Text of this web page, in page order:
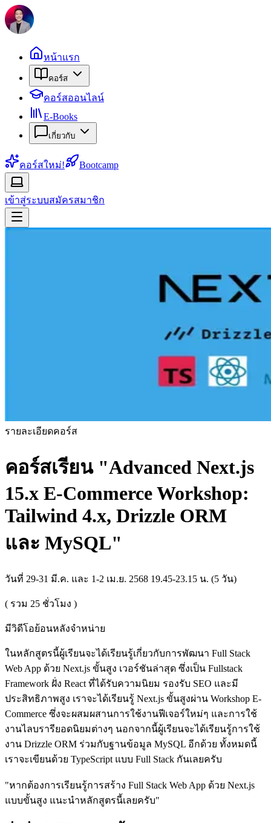
หน้าแรก
คอร์ส
คอร์สออนไลน์
E-Books
เกี่ยวกับ
คอร์สใหม่! Bootcamp
เข้าสู่ระบบสมัครสมาชิก
รายละเอียดคอร์ส
คอร์สเรียน "Advanced Next.js
15.x E-Commerce Workshop:
Tailwind 4.x, Drizzle ORM
และ MySQL"
วันที่ 29-31 มี.ค. และ 1-2 เม.ย. 2568 19.45-23.15 น. (5 วัน)
( รวม 25 ชั่วโมง )
มีวิดีโอย้อนหลังจำหน่าย
ในหลักสูตรนี้ผู้เรียนจะได้เรียนรู้เกี่ยวกับการพัฒนา Full Stack
Web App ด้วย Next.js ขั้นสูง เวอร์ชันล่าสุด ซึ่งเป็น Fullstack
Framework ฝั่ง React ที่ได้รับความนิยม รองรับ SEO และมี
ประสิทธิภาพสูง เราจะได้เรียนรู้ Next.js ขั้นสูงผ่าน Workshop E-
Commerce ซึ่งจะผสมผสานการใช้งานฟีเจอร์ใหม่ๆ และการใช้
งานไลบรารียอดนิยมต่างๆ นอกจากนี้ผู้เรียนจะได้เรียนรู้การใช้
งาน Drizzle ORM ร่วมกับฐานข้อมูล MySQL อีกด้วย ทั้งหมดนี้
เราจะเขียนด้วย TypeScript แบบ Full Stack กันเลยครับ
"หากต้องการเรียนรู้การสร้าง Full Stack Web App ด้วย Next.js
แบบขั้นสูง แนะนำหลักสูตรนี้เลยครับ"